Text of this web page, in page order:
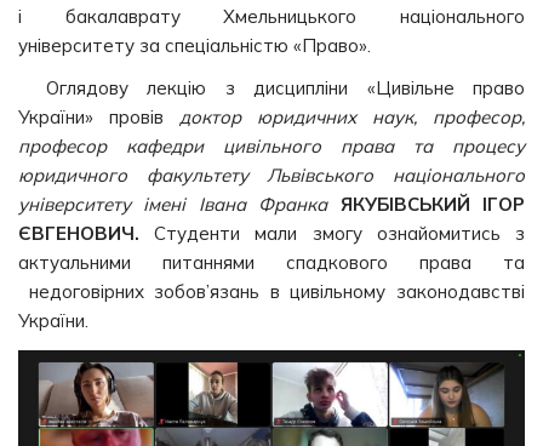
і бакалаврату Хмельницького національного
університету за спеціальністю «Право».
Оглядову лекцію з дисципліни «Цивільне право
України» провів доктор юридичних наук, професор,
професор кафедри цивільного права та процесу
юридичного факультету Львівського національного
університету імені Івана ФранкаЯКУБІВСЬКИЙ ІГОР
ЄВГЕНОВИЧ. Студенти мали змогу ознайомитись з
актуальними питаннями спадкового права та
недоговірних зобов’язань в цивільному законодавстві
України.